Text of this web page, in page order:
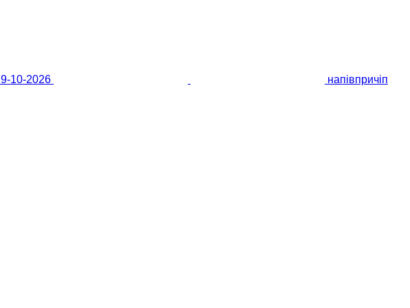
напівпричіп